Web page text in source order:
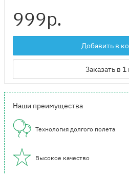
999р.
Добавить в
Заказать в 1
Наши преимущества
Технология долгого полета
Высокое качество